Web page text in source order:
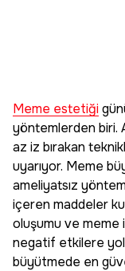
Meme estetiği
yöntemlerden biri.
az iz bırakan
uyarıyor. Meme
ameliyatsız
içeren maddeler
oluşumu ve meme
negatif etkilere yol
büyütmede en